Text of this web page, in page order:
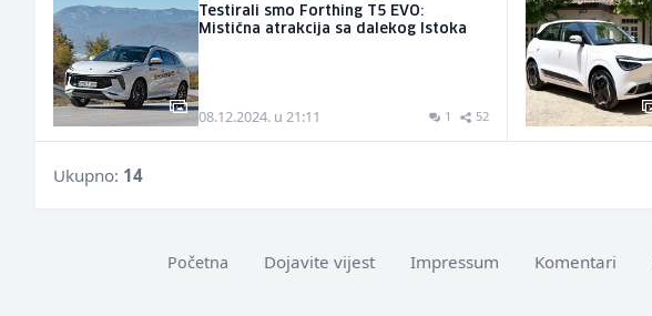
Testirali smo Forthing T5 EVO:
Mistična atrakcija sa dalekog Istoka
08.12.2024. u 21:11 1 52
Ukupno: 14
Početna Dojavite vijest Impressum Komentari